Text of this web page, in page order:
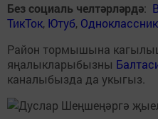
Без социаль челтәрләрдә:
ТикТок, Ютуб,
Район тормышына
яңалыкларыбызны
каналыбызда да укыгыз.